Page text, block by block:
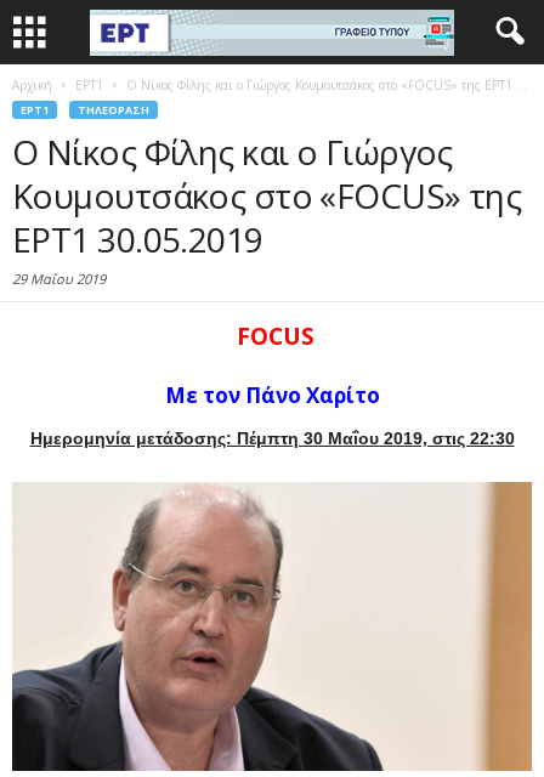
Αρχική EΡΤ1 O Νίκος Φίλης και ο Γιώργος Κουμουτσάκος στο «FOCUS» της ΕΡΤ1 ...
EΡΤ1 ΤΗΛΕΌΡΑΣΗ
O Νίκος Φίλης και ο Γιώργος
Κουμουτσάκος στο «FOCUS» της
ΕΡΤ1 30.05.2019
29 Μαΐου 2019
FOCUS
Με τον Πάνο Χαρίτο
Ημερομηνία μετάδοσης: Πέμπτη 30 Μαΐου 2019, στις 22:30